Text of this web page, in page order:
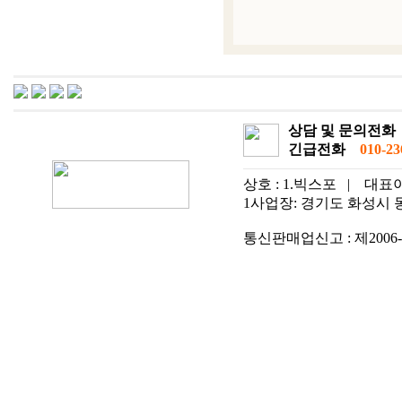
상담 및 문의전화
긴급전화
010-
상호 : 1.빅스포 | 대표
1사업장: 경기도 화성시
통신판매업신고 : 제